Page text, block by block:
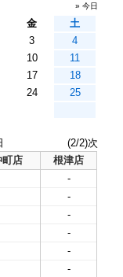
» 今日
金
土
3
4
10
11
17
18
24
25
(2/2)次
町店
根津店
-
-
-
-
-
-